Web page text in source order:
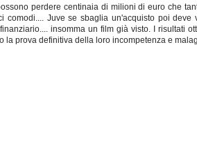
perdere centinaia di milioni di euro che
comodi.... Juve se sbaglia un'acquisto poi deve
insomma un film già visto. I risultati
la prova definitiva della loro incompetenza e